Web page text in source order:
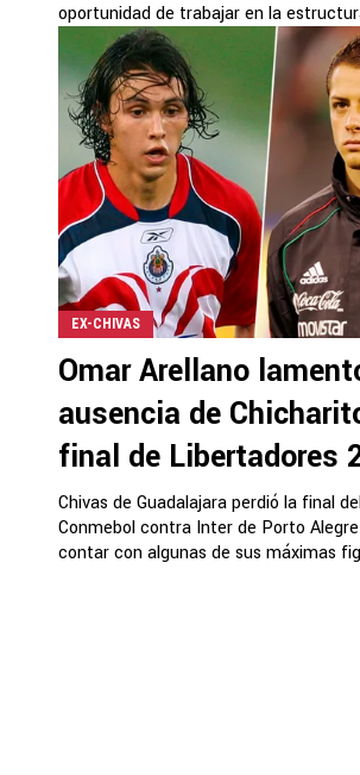
oportunidad de trabajar en la
EX-CHIVAS
Omar Arellano
ausencia de
final de Libertadores
Chivas de Guadalajara perdió la final
Conmebol contra Inter de Porto
contar con algunas de sus máximas